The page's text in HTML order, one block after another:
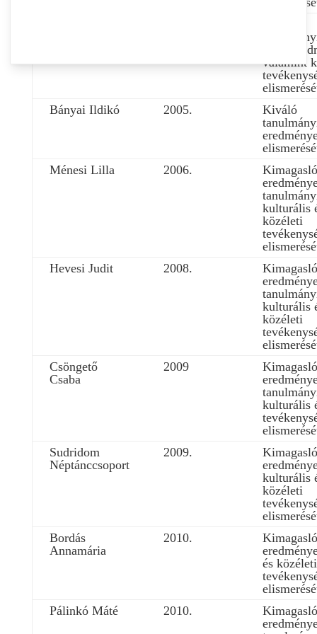
sport
valamint
Bányai Ildikó
2005.
Kiváló
Ménesi Lilla
2006.
kulturális
közéleti
Hevesi Judit
2008.
kulturális
közéleti
Csöngető
Csaba
2009
kulturális
Sudridom
Néptánccsoport
2009.
kulturális
közéleti
Bordás
Annamária
2010.
és közéleti
Pálinkó Máté
2010.